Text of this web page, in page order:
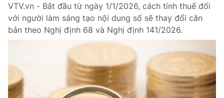
thông tin từ website này.
VTV.vn - Bắt đầu từ ngày 1/1/2026, cách tính thuế đối
với người làm sáng tạo nội dung số sẽ thay đổi căn
bản theo Nghị định 68 và Nghị định 141/2026.